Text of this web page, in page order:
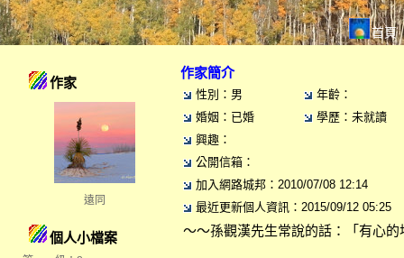
首頁
作家
遠同
個人小檔案
作家簡介
性別：男
年齡：
婚姻：已婚
學歷：未就讀
興趣：
公開信箱：
加入網路城邦：2010/07/08 12:14
最近更新個人資訊：2015/09/12 05:25
～～孫觀漢先生常說的話：「有心